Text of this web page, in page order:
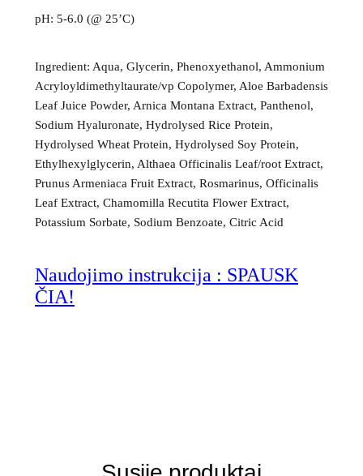
pH: 5-6.0 (@ 25’C)
Ingredient: Aqua, Glycerin, Phenoxyethanol, Ammonium
Acryloyldimethyltaurate/vp Copolymer, Aloe Barbadensis
Leaf Juice Powder, Arnica Montana Extract, Panthenol,
Sodium Hyaluronate, Hydrolysed Rice Protein,
Hydrolysed Wheat Protein, Hydrolysed Soy Protein,
Ethylhexylglycerin, Althaea Officinalis Leaf/root Extract,
Prunus Armeniaca Fruit Extract, Rosmarinus, Officinalis
Leaf Extract, Chamomilla Recutita Flower Extract,
Potassium Sorbate, Sodium Benzoate, Citric Acid
Naudojimo instrukcija : SPAUSK
ČIA!